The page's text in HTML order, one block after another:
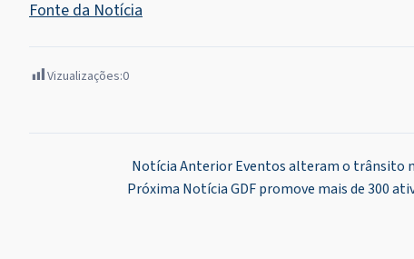
Fonte da Notícia
Vizualizações:0
NavegaçãoNotícia Anterior Eventos alteram o trânsito
Próxima NotíciaGDF promove mais de 300